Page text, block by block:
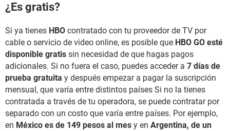
¿Es gratis?
Si ya tienes HBO contratado con tu proveedor de TV por
cable o servicio de video online, es posible que HBO GO esté
disponible gratis sin necesidad de que hagas pagos
adicionales. Si no fuera el caso, puedes acceder a 7 días de
prueba gratuita y después empezar a pagar la suscripción
mensual, que varía entre distintos países Si no la tienes
contratada a través de tu operadora, se puede contratar por
separado con un costo que varía entre países. Por ejemplo,
en México es de 149 pesos al mes y en Argentina, de un